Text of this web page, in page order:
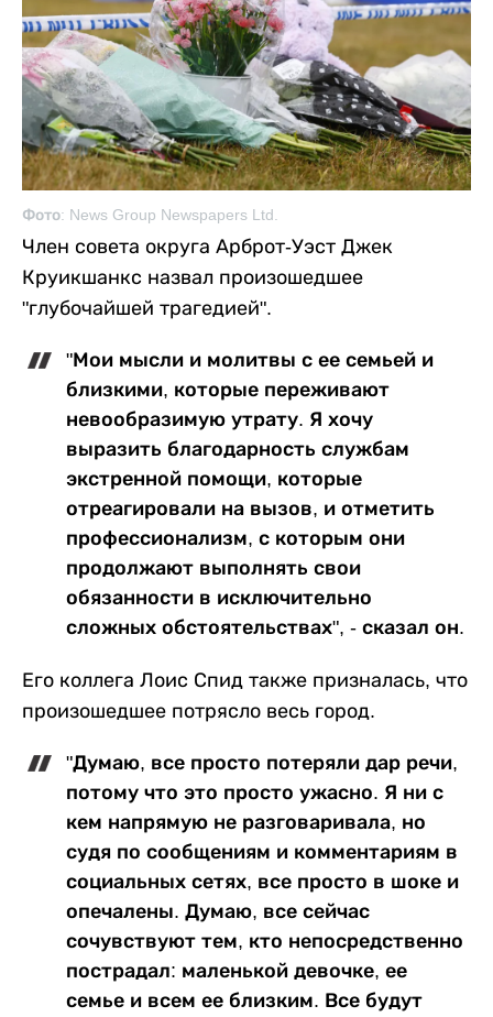
Фото: News Group Newspapers Ltd.
Член совета округа Арброт-Уэст Джек
Круикшанкс назвал произошедшее
"глубочайшей трагедией".
"Мои мысли и молитвы с ее семьей и
близкими, которые переживают
невообразимую утрату. Я хочу
выразить благодарность службам
экстренной помощи, которые
отреагировали на вызов, и отметить
профессионализм, с которым они
продолжают выполнять свои
обязанности в исключительно
сложных обстоятельствах", - сказал он.
Его коллега Лоис Спид также призналась, что
произошедшее потрясло весь город.
"Думаю, все просто потеряли дар речи,
потому что это просто ужасно. Я ни с
кем напрямую не разговаривала, но
судя по сообщениям и комментариям в
социальных сетях, все просто в шоке и
опечалены. Думаю, все сейчас
сочувствуют тем, кто непосредственно
пострадал: маленькой девочке, ее
семье и всем ее близким. Все будут